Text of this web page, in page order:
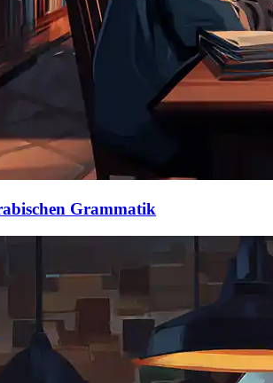
Grammatik